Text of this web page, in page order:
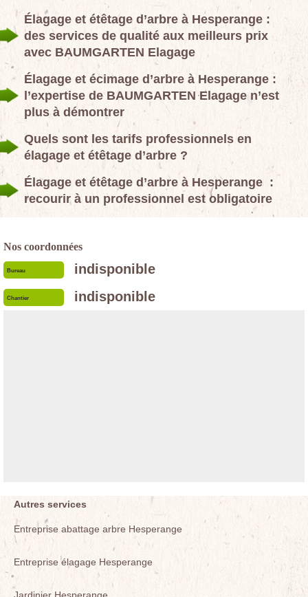
Élagage et étêtage d’arbre à Hesperange :
des services de qualité aux meilleurs prix
avec BAUMGARTEN Elagage
Élagage et écimage d’arbre à Hesperange :
l’expertise de BAUMGARTEN Elagage n’est
plus à démontrer
Quels sont les tarifs professionnels en
élagage et étêtage d’arbre ?
Élagage et étêtage d’arbre à Hesperange :
recourir à un professionnel est obligatoire
Nos coordonnées
Bureau indisponible
Chantier indisponible
Autres services
Entreprise abattage arbre Hesperange
Entreprise élagage Hesperange